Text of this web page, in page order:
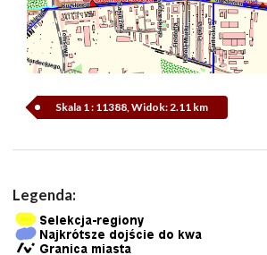
Skala 1 : 11388, Widok: 2.11 km
Legenda: